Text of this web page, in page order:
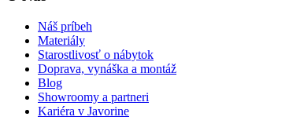
Náš príbeh
Materiály
Starostlivosť o nábytok
Doprava, vynáška a montáž
Blog
Showroomy a partneri
Kariéra v Javorine